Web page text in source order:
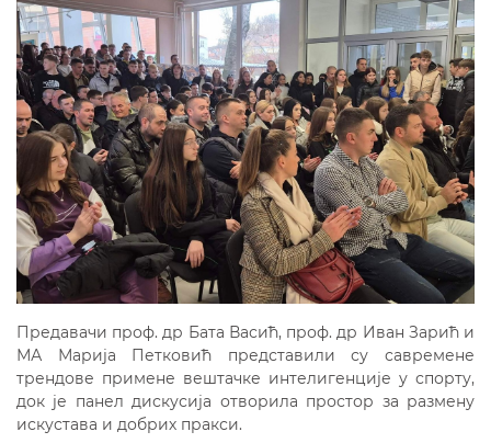
Предавачи проф. др Бата Васић, проф. др Иван Зарић и
МА Марија Петковић представили су савремене
трендове примене вештачке интелигенције у спорту,
док је панел дискусија отворила простор за размену
искустава и добрих пракси.